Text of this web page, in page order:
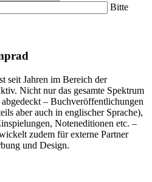
Bitte
seit Jahren im Bereich der
Nicht nur das gesamte Spektrum
– Buchveröffentlichungen
aber auch in englischer Sprache),
Noteneditionen etc. –
zudem für externe Partner
und Design.